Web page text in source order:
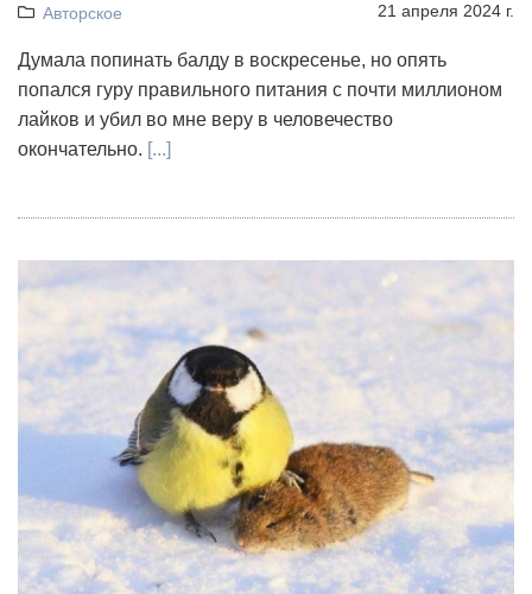
Авторское 21 апреля 2024 г.
Думала попинать балду в воскресенье, но опять
попался гуру правильного питания с почти миллионом
лайков и убил во мне веру в человечество
окончательно. [...]